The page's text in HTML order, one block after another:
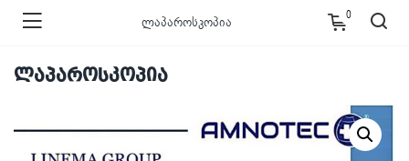
ლაპაროსკოპია 0
ლაპაროსკოპია